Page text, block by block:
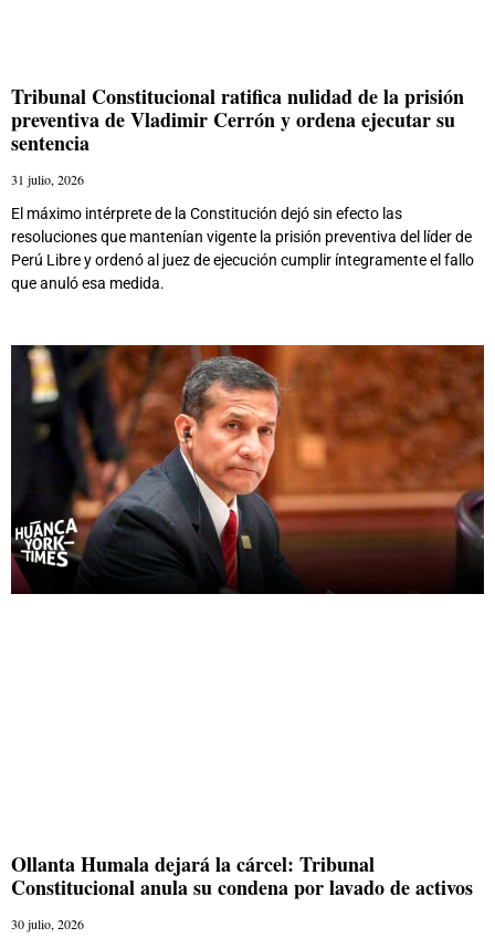
Tribunal Constitucional ratifica nulidad de la prisión
preventiva de Vladimir Cerrón y ordena ejecutar su
sentencia
31 julio, 2026
El máximo intérprete de la Constitución dejó sin efecto las
resoluciones que mantenían vigente la prisión preventiva del líder de
Perú Libre y ordenó al juez de ejecución cumplir íntegramente el fallo
que anuló esa medida.
Ollanta Humala dejará la cárcel: Tribunal
Constitucional anula su condena por lavado de activos
30 julio, 2026